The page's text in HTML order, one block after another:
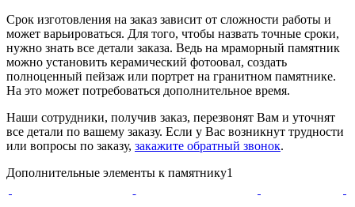
Срок изготовления на заказ зависит от сложности работы и
может варьироваться. Для того, чтобы назвать точные сроки,
нужно знать все детали заказа. Ведь на мраморный памятник
можно установить керамический фотоовал, создать
полноценный пейзаж или портрет на гранитном памятнике.
На это может потребоваться дополнительное время.
Наши сотрудники, получив заказ, перезвонят Вам и уточнят
все детали по вашему заказу. Если у Вас возникнут трудности
или вопросы по заказу, закажите обратный звонок.
Дополнительные элементы к памятнику1